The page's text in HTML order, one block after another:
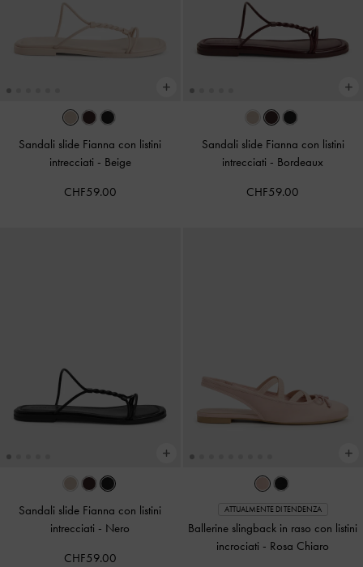
Sandali slide Fianna con listini
intrecciati - Beige
CHF59.00
Sandali slide Fianna con listini
intrecciati - Bordeaux
CHF59.00
Sandali slide Fianna con listini
intrecciati - Nero
CHF59.00
ATTUALMENTE DI TENDENZA
Ballerine slingback in raso con listini
incrociati - Rosa Chiaro